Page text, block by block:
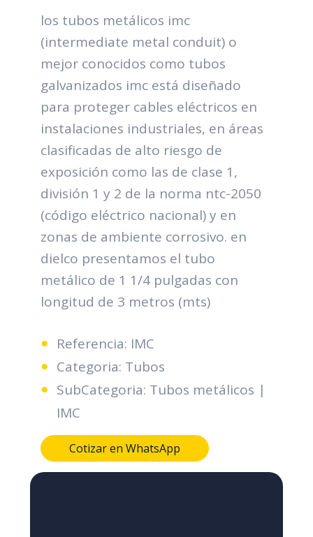
los tubos metálicos imc
(intermediate metal conduit) o
mejor conocidos como tubos
galvanizados imc está diseñado
para proteger cables eléctricos en
instalaciones industriales, en áreas
clasificadas de alto riesgo de
exposición como las de clase 1,
división 1 y 2 de la norma ntc-2050
(código eléctrico nacional) y en
zonas de ambiente corrosivo. en
dielco presentamos el tubo
metálico de 1 1/4 pulgadas con
longitud de 3 metros (mts)
Referencia: IMC
Categoria: Tubos
SubCategoria: Tubos metálicos |
IMC
Cotizar en WhatsApp